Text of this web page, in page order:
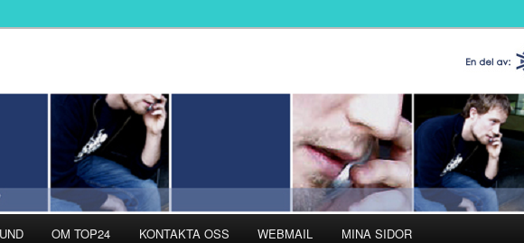
personlig support i fokus!
OM TOP24 KONTAKTA OSS WEBMAIL MINA SIDOR